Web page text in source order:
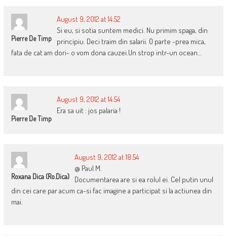
Pierre De Timp
August 9, 2012 at 14:52
Si eu, si sotia suntem medici. Nu primim spaga, din
principiu. Deci traim din salarii. O parte -prea mica,
fata de cat am dori- o vom dona cauzei.Un strop intr-un ocean…
Pierre De Timp
August 9, 2012 at 14:54
Era sa uit : jos palaria !
Roxana Dica (ro.dica)
August 9, 2012 at 18:54
@ Paul M.
Documentarea are si ea rolul ei. Cel putin unul
din cei care par acum ca-si fac imagine a participat si la actiunea din
mai.